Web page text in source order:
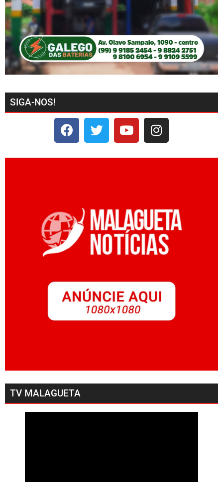
SIGA-NOS!
TV MALAGUETA